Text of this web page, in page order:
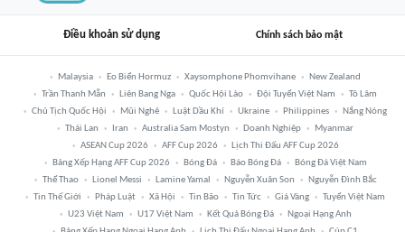
Điều khoản sử dụng Chính sách bảo mật
Malaysia Eo Biển Hormuz Xaysomphone Phomvihane
New Zealand
Trần Thanh Mẫn
Liên Bang Nga Quốc Hội Lào Đội Tuyển Việt Nam
Tô Lâm
Chủ Tịch Quốc Hội
Mũi Nghê Luật Dầu Khí Ukraine Philippines
Nắng Nóng
Thái Lan
Iran Australia Sam Mostyn Doanh Nghiệp
Myanmar
ASEAN Cup 2026
AFF Cup 2026
Lịch Thi Đấu AFF Cup 2026
Bảng Xếp Hạng AFF Cup 2026
Bóng Đá Báo Bóng Đá
Bóng Đá Việt Nam
Thể Thao
Lionel Messi Lamine Yamal Nguyễn Xuân Son
Nguyễn Đình Bắc
Tin Thế Giới
Pháp Luật Xã Hội Tin Bão Tin Tức Giá Vàng
Tuyển Việt Nam
U23 Việt Nam
U17 Việt Nam Kết Quả Bóng Đá
Ngoại Hạng Anh